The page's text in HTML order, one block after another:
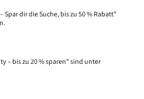
Spar dir die Suche, bis zu 50 % Rabatt"
– bis zu 20 % sparen" sind unter